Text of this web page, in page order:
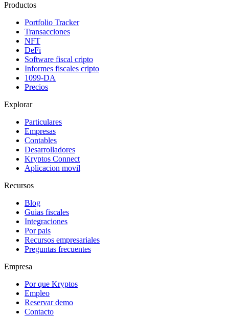
Productos
Portfolio Tracker
Transacciones
NFT
DeFi
Software fiscal cripto
Informes fiscales cripto
1099-DA
Precios
Explorar
Particulares
Empresas
Contables
Desarrolladores
Kryptos Connect
Aplicacion movil
Recursos
Blog
Guias fiscales
Integraciones
Por pais
Recursos empresariales
Preguntas frecuentes
Empresa
Por que Kryptos
Empleo
Reservar demo
Contacto